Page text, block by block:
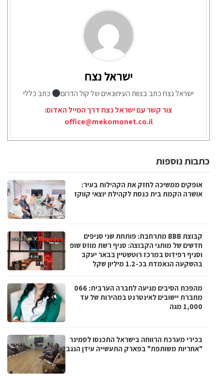
ישראל נצח
ישראל נצח כתב בצוות העיתונאים של קול הדרום
כתב כללי
צור קשר עם ישראל נצח דרך המייל האדום:
office@mekomonet.co.il
כתבות נוספות
אופקים ממשיכה לחזק את הקהילות בעיר:
אושרה הקמת בית כנסת לקהילת יוצאי קווקז
קבוצת BBB מתרחבת: פותחת שני סניפים
חדשים של מותגי הקבוצה: סניף רשת מוזס שופ
וסניף רפידוס במרכז רוטשטיין בבאר יעקב
בהשקעה הנאמדת בכ-1.2 מיליון שקל
מהפכת הסיבים מגיעה לחברה הערבית: 066
מחברת יישובים לאינטרנט במהירות של עד
1,000 מגה
בכירי מערכת הרווחה בישראל התכנסו לסמינר
"אחריות משותפת" בפארק התעשייה עידן הנגב